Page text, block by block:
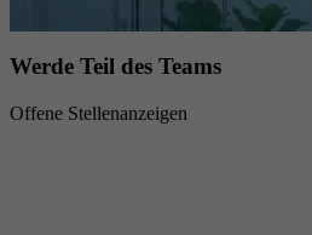
Werde Teil des Teams
Offene Stellenanzeigen